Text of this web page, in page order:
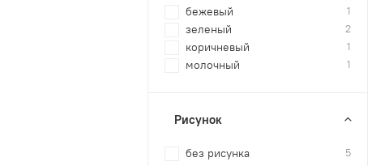
бежевый 1
зеленый 2
коричневый 1
молочный 1
Рисунок
без рисунка 5